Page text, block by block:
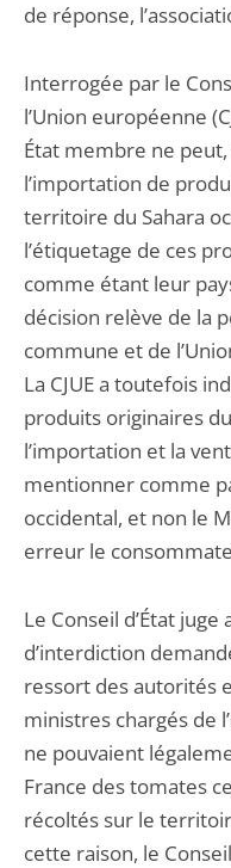
de réponse,
Interrogée par le
l’Union européenne
État membre ne
l’importation de
territoire du Sahara
l’étiquetage de ces
comme étant leur
décision relève de la
commune et de
La CJUE a toutefois
produits originaires
l’importation et la
mentionner comme
occidental, et non le
erreur le
Le Conseil d’État
d’interdiction
ressort des autorités
ministres chargés de
ne pouvaient
France des tomates
récoltés sur le
cette raison, le